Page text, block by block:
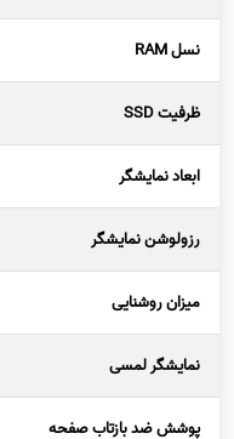
نسل RAM
ظرفیت SSD
ابعاد نمایشگر
رزولوشن نمایشگر
میزان روشنایی
نمایشگر لمسی
پوشش ضد بازتاب صفحه